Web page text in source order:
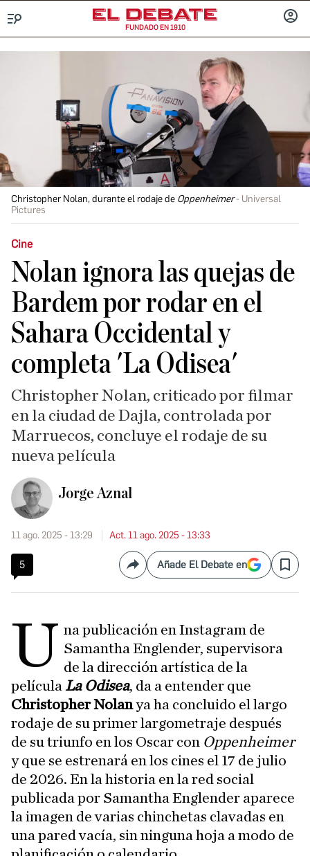
FUNDADO EN 1910
Christopher Nolan, durante el rodaje de Oppenheimer
Universal
Pictures
Cine
Nolan ignora las quejas de
Bardem por rodar en el
Sahara Occidental y
completa 'La Odisea'
Christopher Nolan, criticado por filmar
en la ciudad de Dajla, controlada por
Marruecos, concluye el rodaje de su
nueva película
Jorge Aznal
11 ago. 2025 - 13:29 Act. 11 ago. 2025 - 13:33
5 CompartirAñade El Debate en Save
U na publicación en Instagram de
Samantha Englender, supervisora
de la dirección artística de la
película La Odisea, da a entender que
Christopher Nolanya ha concluido el largo
rodaje de su primer largometraje después
de su triunfo en los Oscar con Oppenheimer
y que se estrenará en los cines el 17 de julio
de 2026. En la historia en la red social
publicada por Samantha Englender aparece
la imagen de varias chinchetas clavadas en
una pared vacía, sin ninguna hoja a modo de